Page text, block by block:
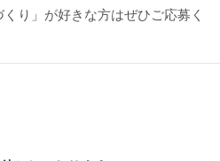
り」が好きな方はぜひご応募く